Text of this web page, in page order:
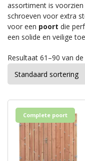
assortiment is
schroeven voor extra
voor een poort die
een solide en veilige
Resultaat 61–90 van
Complete poort